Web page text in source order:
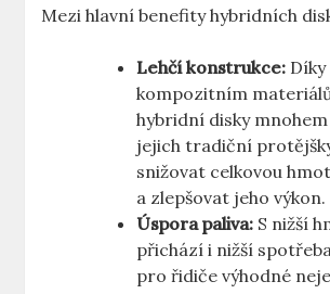
Mezi hlavní⁣ benefity⁣ hybridních
Lehčí konstrukce:
kompozitním
hybridní disky
jejich tradiční​
snižovat celkovou
⁣a zlepšovat​ jeho výkon.
Úspora paliva: S‍ nižší
přichází i ⁢nižší⁤
pro řidiče ⁢výhodné